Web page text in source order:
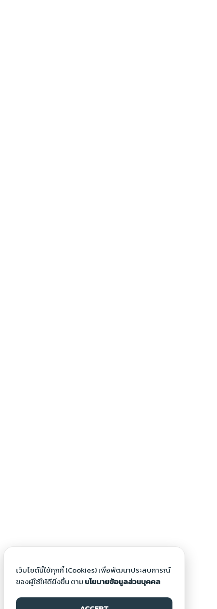
เว็บไซต์นี้ใช้คุกกี้ (Cookies) เพื่อพัฒนาประสบการณ์
ของผู้ใช้ให้ดียิ่งขึ้น ตาม นโยบายข้อมูลส่วนบุคคล